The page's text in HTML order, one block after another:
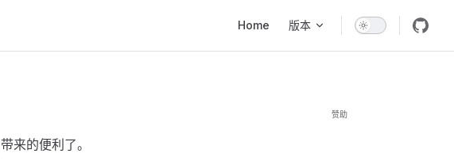
Home 版本
赞助
带来的便利了。